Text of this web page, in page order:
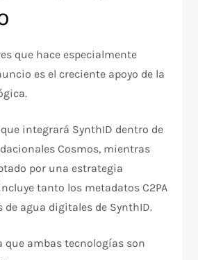
que hace especialmente
es el creciente apoyo de la
integrará SynthID dentro de
Cosmos, mientras
por una estrategia
tanto los metadatos C2PA
de agua digitales de SynthID.
que ambas tecnologías son